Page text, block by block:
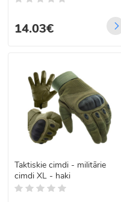
14.03€
Taktiskie cimdi - militārie
cimdi XL - haki